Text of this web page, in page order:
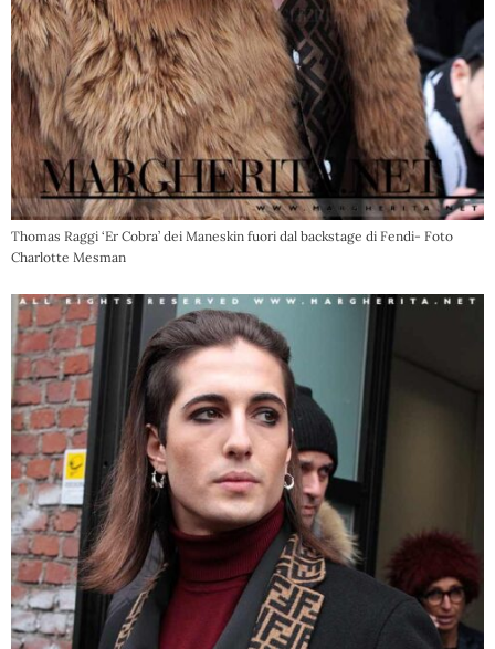
Thomas Raggi ‘Er Cobra’ dei Maneskin fuori dal backstage di Fendi- Foto
Charlotte Mesman